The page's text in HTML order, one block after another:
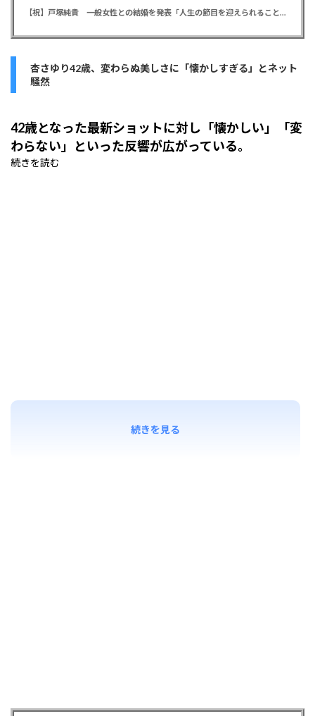
【祝】戸塚純貴 一般女性との結婚を発表「人生の節目を迎えられること、心より感謝しております」
杏さゆり42歳、変わらぬ美しさに「懐かしすぎる」とネット
騒然
42歳となった最新ショットに対し「懐かしい」「変
わらない」といった反響が広がっている。
続きを読む
続きを見る